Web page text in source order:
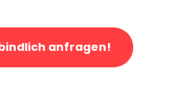
anfragen!